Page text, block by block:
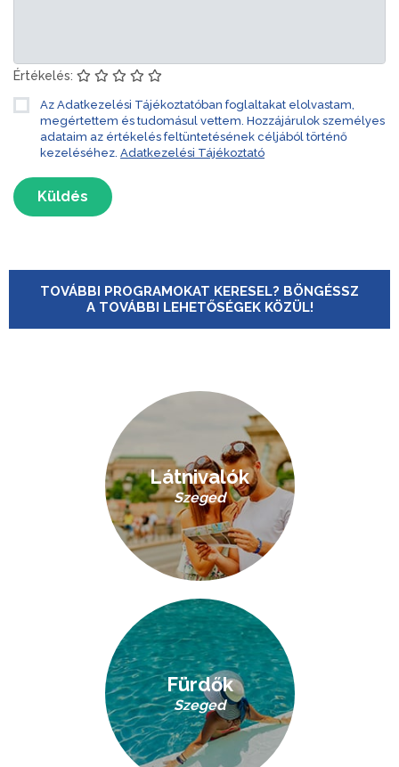
Értékelés:
Az Adatkezelési Tájékoztatóban foglaltakat elolvastam,
megértettem és tudomásul vettem. Hozzájárulok személyes
adataim az értékelés feltüntetésének céljából történő
kezeléséhez. Adatkezelési Tájékoztató
Küldés
TOVÁBBI PROGRAMOKAT KERESEL? BÖNGÉSSZ
A TOVÁBBI LEHETŐSÉGEK KÖZÜL!
Látnivalók
Szeged
Fürdők
Szeged